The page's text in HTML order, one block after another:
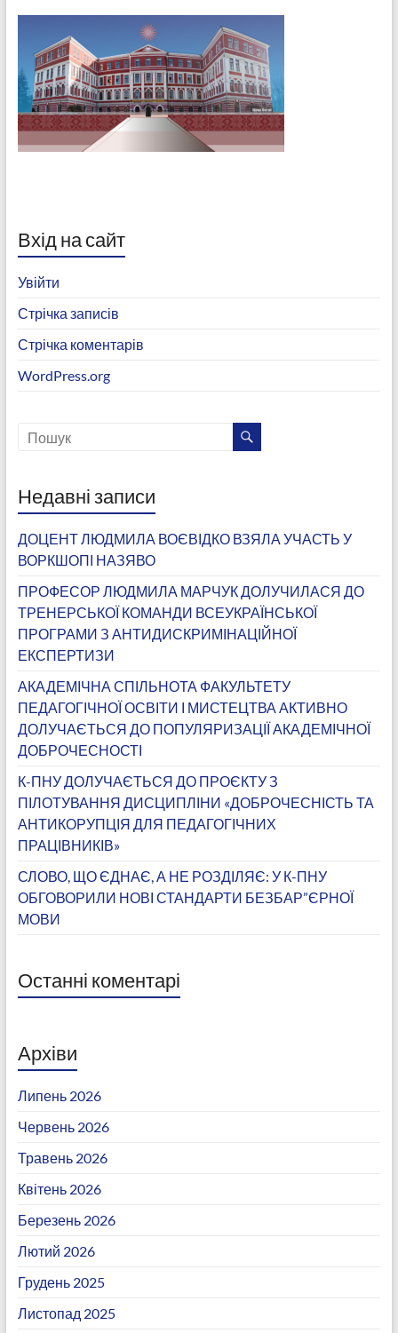
Вхід на сайт
Увійти
Стрічка записів
Стрічка коментарів
WordPress.org
Недавні записи
ДОЦЕНТ ЛЮДМИЛА ВОЄВІДКО ВЗЯЛА УЧАСТЬ У
ВОРКШОПІ НАЗЯВО
ПРОФЕСОР ЛЮДМИЛА МАРЧУК ДОЛУЧИЛАСЯ ДО
ТРЕНЕРСЬКОЇ КОМАНДИ ВСЕУКРАЇНСЬКОЇ
ПРОГРАМИ З АНТИДИСКРИМІНАЦІЙНОЇ
ЕКСПЕРТИЗИ
АКАДЕМІЧНА СПІЛЬНОТА ФАКУЛЬТЕТУ
ПЕДАГОГІЧНОЇ ОСВІТИ І МИСТЕЦТВА АКТИВНО
ДОЛУЧАЄТЬСЯ ДО ПОПУЛЯРИЗАЦІЇ АКАДЕМІЧНОЇ
ДОБРОЧЕСНОСТІ
К-ПНУ ДОЛУЧАЄТЬСЯ ДО ПРОЄКТУ З
ПІЛОТУВАННЯ ДИСЦИПЛІНИ «ДОБРОЧЕСНІСТЬ ТА
АНТИКОРУПЦІЯ ДЛЯ ПЕДАГОГІЧНИХ
ПРАЦІВНИКІВ»
СЛОВО, ЩО ЄДНАЄ, А НЕ РОЗДІЛЯЄ: У К-ПНУ
ОБГОВОРИЛИ НОВІ СТАНДАРТИ БЕЗБАР”ЄРНОЇ
МОВИ
Останні коментарі
Архіви
Липень 2026
Червень 2026
Травень 2026
Квітень 2026
Березень 2026
Лютий 2026
Грудень 2025
Листопад 2025